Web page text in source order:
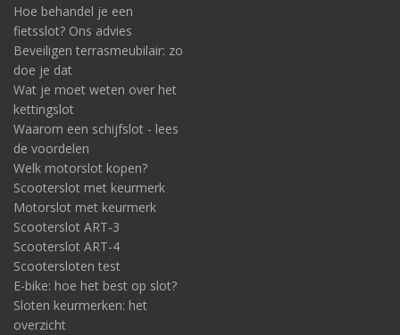
Hoe behandel je een
fietsslot? Ons advies
Beveiligen terrasmeubilair: zo
doe je dat
Wat je moet weten over het
kettingslot
Waarom een schijfslot - lees
de voordelen
Welk motorslot kopen?
Scooterslot met keurmerk
Motorslot met keurmerk
Scooterslot ART-3
Scooterslot ART-4
Scootersloten test
E-bike: hoe het best op slot?
Sloten keurmerken: het
overzicht